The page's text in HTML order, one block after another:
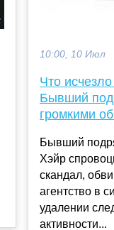
10:00, 10 Июл
Что
Бывший
громкими
Бывший
Хэйр
скандал,
агентство в
удалении
активности...